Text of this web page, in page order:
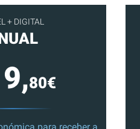
+ DIGITAL
80€
para receber a